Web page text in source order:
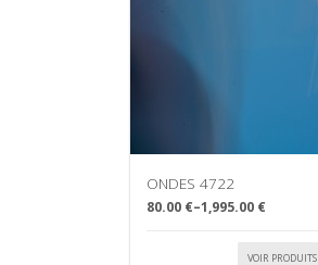
ONDES 4722
80.00 €–1,995.00 €
VOIR PRODUITS